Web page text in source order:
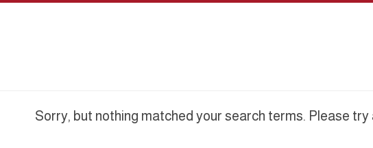
Sorry, but nothing matched your search terms. Please